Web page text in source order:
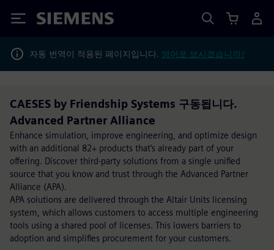
Siemens
자동 번역이 적용된 페이지입니다. 영어로 보시겠습니까?
CAESES by Friendship Systems 구동됩니다.
Advanced Partner Alliance
Enhance simulation, improve engineering, and optimize design
with an additional 82+ products that’s already part of your
offering. Discover third-party solutions from a single unified
source that you know and trust through the Advanced Partner
Alliance (APA).
APA solutions are delivered through the Altair Units licensing
system, which allows customers to access multiple engineering
tools using a shared pool of licenses. This lowers barriers to
adoption and simplifies procurement for your customers.